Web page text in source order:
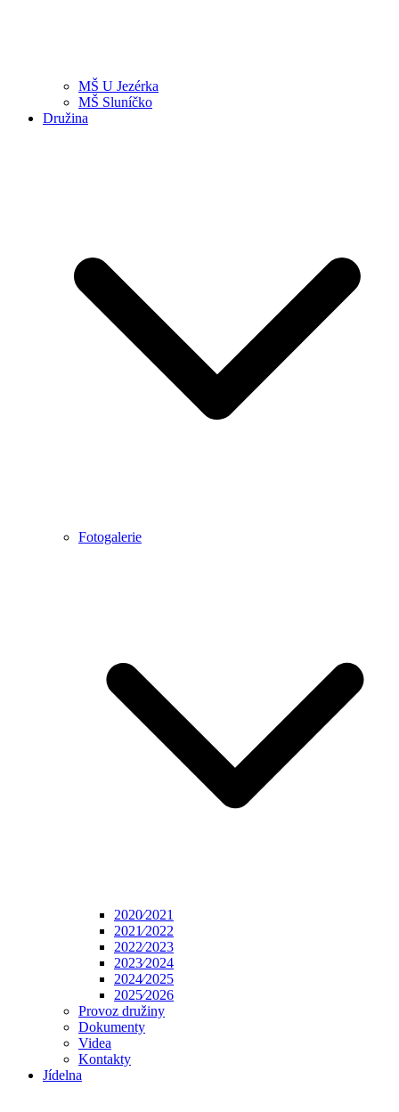
MŠ U Jezérka
MŠ Sluníčko
Družina
Fotogalerie
2020⁄2021
2021⁄2022
2022⁄2023
2023⁄2024
2024⁄2025
2025⁄2026
Provoz družiny
Dokumenty
Videa
Kontakty
Jídelna